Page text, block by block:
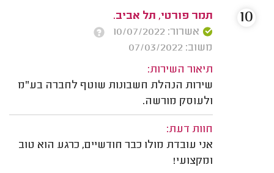
תמר פורטי, תל אביב.
אשרור: 10/07/2022
משוב: 07/03/2022
תיאור השירות:
שירות הנהלת חשבונות שוטף לחברה בע"מ
ולעוסק מורשה.
חוות דעת:
אני עובדת מולו כבר חודשיים, כרגע הוא טוב
ומקצועי!
10